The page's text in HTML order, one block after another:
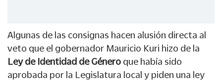
Algunas de las consignas hacen alusión directa al
veto que el gobernador Mauricio Kuri hizo de la
Ley de Identidad de Género que había sido
aprobada por la Legislatura local y piden una ley